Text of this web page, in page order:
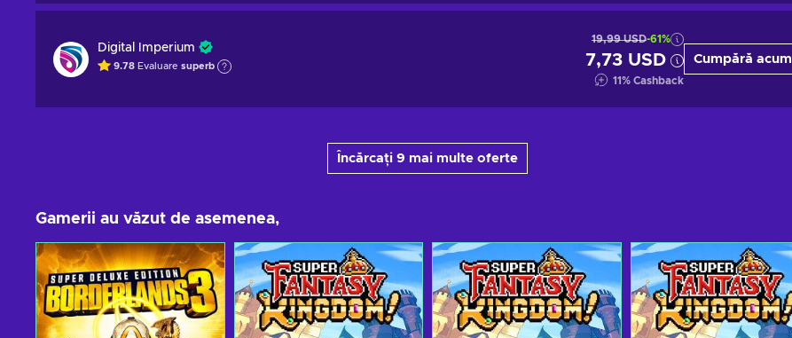
Digital Imperium
9.78 Evaluare superb
19,99 USD-61%
7,73 USD
11% Cashback
Cumpără acum
Încărcați 9 mai multe oferte
Gamerii au văzut de asemenea,